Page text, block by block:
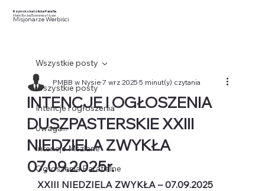
Rzymskokatolicka Parafia
Matki Bożej Bolesnej w Nysie
Misjonarze Werbiści
Wszystkie posty
Intencje i ogłoszenia
Uwaga...
Intencje Mszlane
Ogłoszenia Parafialne
Wszystkie posty
INTENCJE I OGŁOSZENIA
DUSZPASTERSKIE XXIII
NIEDZIELA ZWYKŁA
07.09.2025r.
PMBB w Nysie7 wrz 20255 minut(y) czytania
XXIII NIEDZIELA ZWYKŁA – 07.09.2025